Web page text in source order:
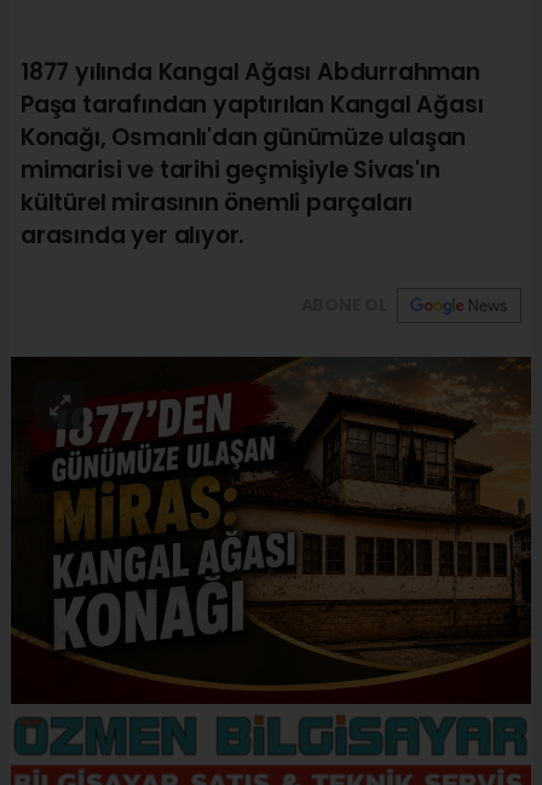
1877 yılında Kangal Ağası Abdurrahman
Paşa tarafından yaptırılan Kangal Ağası
Konağı, Osmanlı'dan günümüze ulaşan
mimarisi ve tarihi geçmişiyle Sivas'ın
kültürel mirasının önemli parçaları
arasında yer alıyor.